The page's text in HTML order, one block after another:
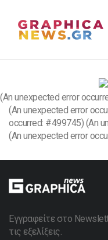
(An unexpected error
(An unexpected error
occurred: #499745) (An
(An unexpected error
Εγγραφείτε στο
τις εξελίξεις.